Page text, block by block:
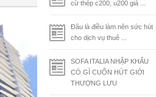
cừ thép c200, u200 giá ...
Đâu là điều làm nên sức hút
cho dịch vụ thuê ...
SOFA ITALIA NHẬP KHẨU
CÓ GÌ CUỐN HÚT GIỚI
THƯỢNG LƯU